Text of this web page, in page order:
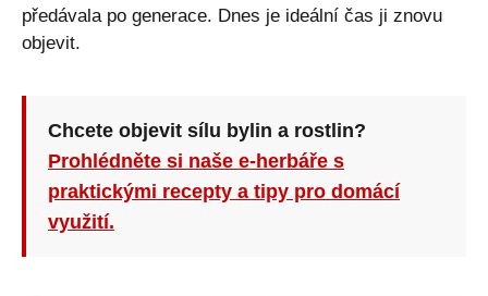
předávala po generace. Dnes je ideální čas ji znovu
objevit.
Chcete objevit sílu bylin a rostlin?
Prohlédněte si naše e-herbáře s
praktickými recepty a tipy pro domácí
využití.